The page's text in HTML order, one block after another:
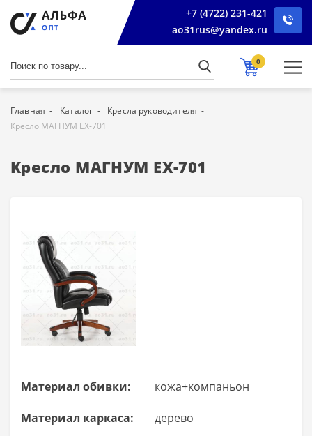
+7 (4722) 231-421
ao31rus@yandex.ru
0
Главная Каталог
Кресла руководителя
Кресло МАГНУМ EX-701
Кресло МАГНУМ EX-701
Материал обивки: кожа+компаньон
Материал каркаса: дерево